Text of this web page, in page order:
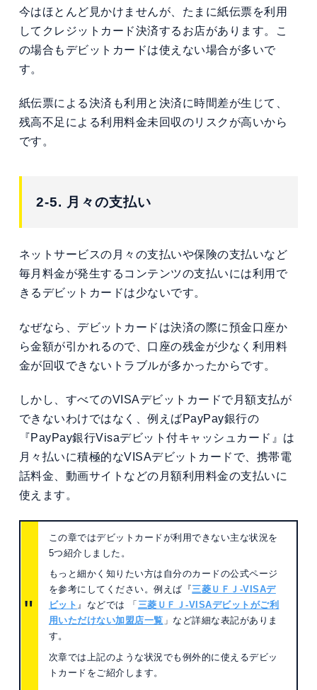
今はほとんど見かけませんが、たまに紙伝票を利用
してクレジットカード決済するお店があります。こ
の場合もデビットカードは使えない場合が多いで
す。
紙伝票による決済も利用と決済に時間差が生じて、
残高不足による利用料金未回収のリスクが高いから
です。
2-5. 月々の支払い
ネットサービスの月々の支払いや保険の支払いなど
毎月料金が発生するコンテンツの支払いには利用で
きるデビットカードは少ないです。
なぜなら、デビットカードは決済の際に預金口座か
ら金額が引かれるので、口座の残金が少なく利用料
金が回収できないトラブルが多かったからです。
しかし、すべてのVISAデビットカードで月額支払が
できないわけではなく、例えばPayPay銀行の
『PayPay銀行Visaデビット付キャッシュカード』は
月々払いに積極的なVISAデビットカードで、携帯電
話料金、動画サイトなどの月額利用料金の支払いに
使えます。
この章ではデビットカードが利用できない主な状況を
5つ紹介しました。
もっと細かく知りたい方は自分のカードの公式ページ
を参考にしてください。例えば『三菱ＵＦＪ-VISAデ
ビット 』などでは 「 三菱ＵＦＪ-VISAデビットがご利
用いただけない加盟店一覧 」など詳細な表記がありま
す。
次章では上記のような状況でも例外的に使えるデビッ
トカードをご紹介します。